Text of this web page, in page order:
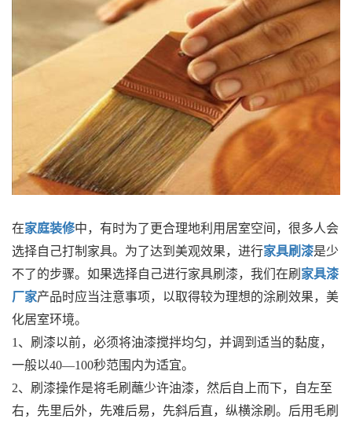
在家庭装修中，有时为了更合理地利用居室空间，很多人会
选择自己打制家具。为了达到美观效果，进行家具刷漆是少
不了的步骤。如果选择自己进行家具刷漆，我们在刷 家具漆
厂家产品时应当注意事项，以取得较为理想的涂刷效果，美
化居室环境。
1、刷漆以前，必须将油漆搅拌均匀，并调到适当的黏度，
一般以40—100秒范围内为适宜。
2、刷漆操作是将毛刷蘸少许油漆，然后自上而下，自左至
右，先里后外，先难后易，先斜后直，纵横涂刷。后用毛刷